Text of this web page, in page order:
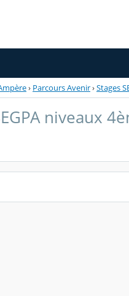
› Parcours Avenir›Stages
niveaux